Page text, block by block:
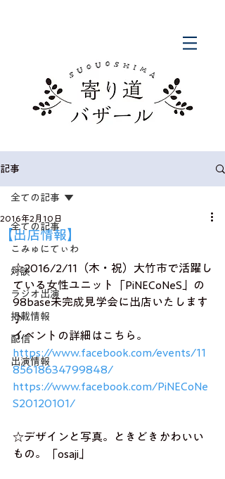
記事
全ての記事
こみゅにてぃわ
対談
ラジオ出演
掲載情報
配信
出演情報
全ての記事
【出店情報】
2016年2月10日
☆2016/2/11（木・祝）大竹市で活躍し
ている女性ユニット「PiNECoNeS」の
98base未完成見学会に出店いたします
♪
イベントの詳細はこちら。
https://www.facebook.com/events/11
85618634799848/
https://www.facebook.com/PiNECoNe
S20120101/
☆デザインと写真。ときどきかわいい
もの。「osaji」